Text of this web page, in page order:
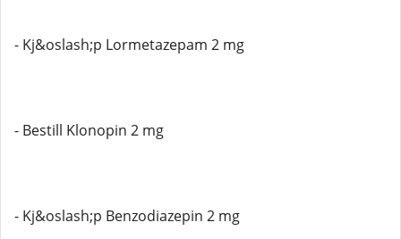
- Kj&oslash;p Lormetazepam 2 mg
- Bestill Klonopin 2 mg
- Kj&oslash;p Benzodiazepin 2 mg